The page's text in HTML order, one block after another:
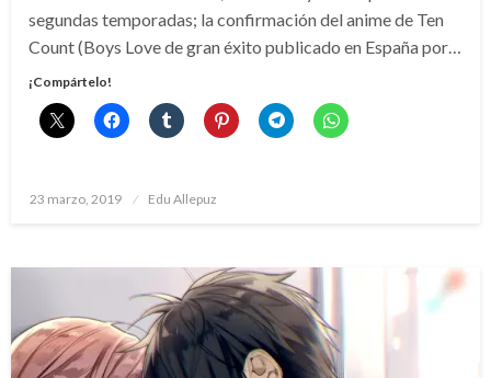
segundas temporadas; la confirmación del anime de Ten
Count (Boys Love de gran éxito publicado en España por…
¡Compártelo!
Publicado
23 marzo, 2019 Edu Allepuz